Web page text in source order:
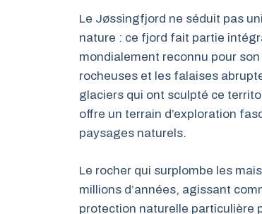
Le Jøssingfjord ne séduit pas
nature : ce fjord fait partie
mondialement reconnu pour
rocheuses et les falaises
glaciers qui ont sculpté ce
offre un terrain d’exploration
paysages naturels.
Le rocher qui surplombe les
millions d’années, agissant
protection naturelle particulière